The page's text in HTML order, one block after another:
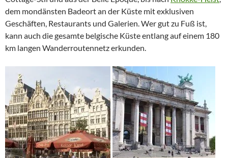
dem mondänsten Badeort an der Küste mit exklusiven
Geschäften, Restaurants und Galerien. Wer gut zu Fuß ist,
kann auch die gesamte belgische Küste entlang auf einem 180
km langen Wanderroutennetz erkunden.